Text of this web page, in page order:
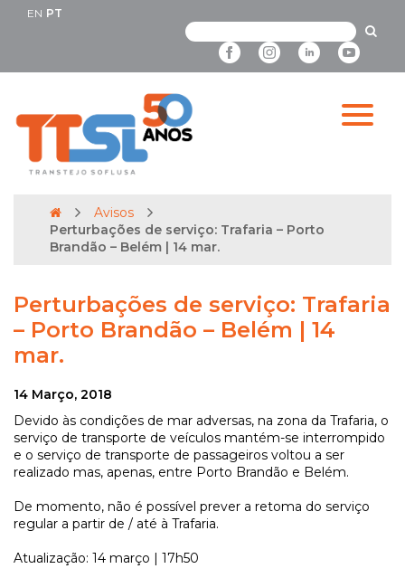
EN PT
Avisos
Perturbações de serviço: Trafaria – Porto
Brandão – Belém | 14 mar.
Perturbações de serviço: Trafaria
– Porto Brandão – Belém | 14
mar.
14 Março, 2018
Devido às condições de mar adversas, na zona da Trafaria, o
serviço de transporte de veículos mantém-se interrompido
e o serviço de transporte de passageiros voltou a ser
realizado mas, apenas, entre Porto Brandão e Belém.
De momento, não é possível prever a retoma do serviço
regular a partir de / até à Trafaria.
Atualização: 14 março | 17h50